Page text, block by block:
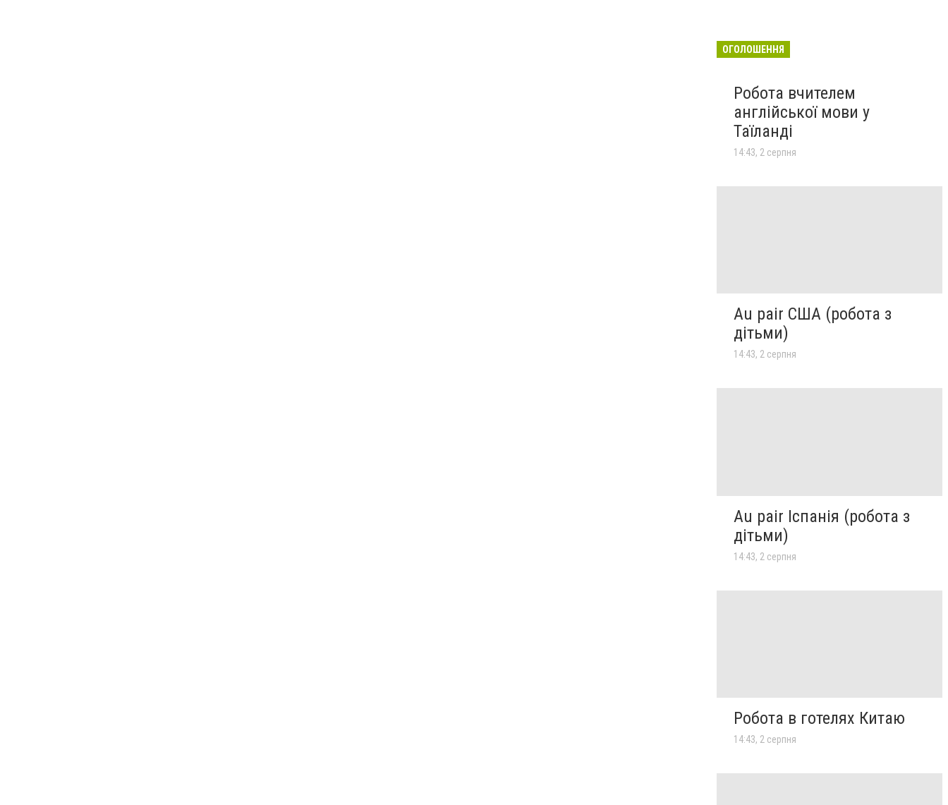
ОГОЛОШЕННЯ
Робота вчителем
англійської мови у
Таїланді
14:43, 2 серпня
Au pair США (робота з
дітьми)
14:43, 2 серпня
Au pair Іспанія (робота з
дітьми)
14:43, 2 серпня
Робота в готелях Китаю
14:43, 2 серпня